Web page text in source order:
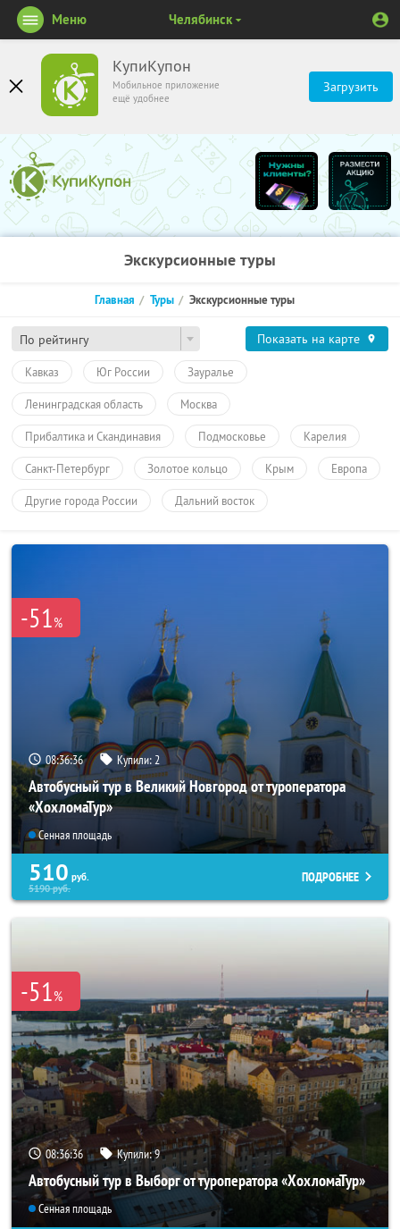
КупиКупон
Мобильное приложение
ещё удобнее
Загрузить
Меню Челябинск
Экскурсионные туры
По рейтингу
Главная Туры Экскурсионные туры
Показать на карте
Кавказ Юг России Зауралье
Ленинградская область Москва
Прибалтика и Скандинавия Подмосковье Карелия
Санкт-Петербург Золотое кольцо Крым Европа
Другие города России Дальний восток
-51%
08:36:34 Купили: 2
Автобусный тур в Великий Новгород от туроператора
«ХохломаТур»
Сенная площадь
510 руб.
5190руб.
ПОДРОБНЕЕ
-51%
08:36:34 Купили:9
Автобусный тур в Выборг от туроператора «ХохломаТур»
Сенная площадь